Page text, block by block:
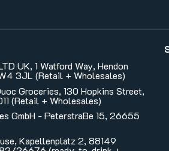
UK, 1 Watford Way, Hendon
3JL (Retail + Wholesales)
Groceries, 130 Hopkins Street,
(Retail + Wholesales)
GmbH - PeterstraBe 15, 26655
Kapellenplatz 2, 88149